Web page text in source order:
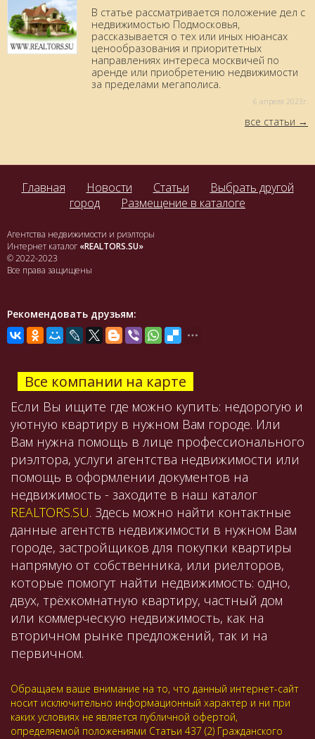
В статье рассматривается положение дел с
недвижимостью Подмосковья,
рассказывается о тех или иных нюансах
ценообразования и приоритетных
направлениях интереса москвичей по
аренде или приобретению недвижимости
за пределами мегаполиса.
6 aпреля 2023г.
все статьи
Главная Новости Статьи
Выбрать другой
город
Размещение в каталоге
Агентства недвижимости и риэлторы
Интернет каталог «REALTORS.SU»
© 2022-2023
Все права защищены
Рекомендовать друзьям:
Все компании на карте
Если Вы ищите где можно купить: недорогую и
уютную квартиру в нужном Вам городе. Или
Вам нужна помощь в лице профессионального
риэлтора, услуги агентства недвижимости или
помощь в оформлении документов на
недвижимость - заходите в наш каталог
REALTORS.SU. Здесь можно найти контактные
данные агентств недвижимости в нужном Вам
городе, застройщиков для покупки квартиры
напрямую от собственника, или риелторов,
которые помогут найти недвижимость: одно,
двух, трёхкомнатную квартиру, частный дом
или коммерческую недвижимость, как на
вторичном рынке предложений, так и на
первичном.
Обращаем ваше внимание на то, что данный интернет-сайт
носит исключительно информационный характер и ни при
каких условиях не является публичной офертой,
определяемой положениями Статьи 437 (2) Гражданского